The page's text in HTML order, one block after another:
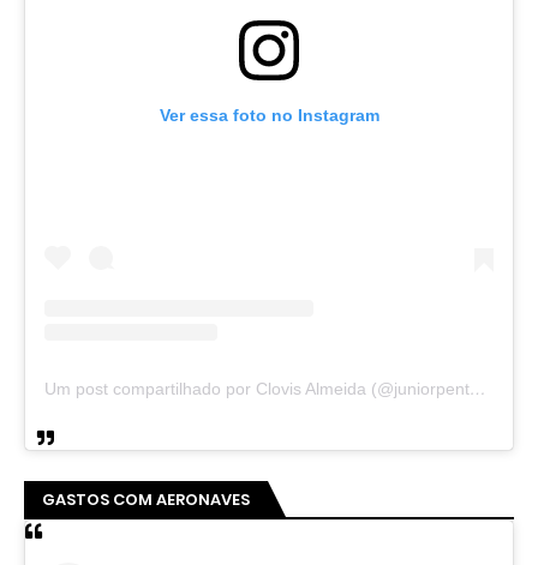
Ver essa foto no Instagram
Um post compartilhado por Clovis Almeida (@juniorpentecoste01)
GASTOS COM AERONAVES